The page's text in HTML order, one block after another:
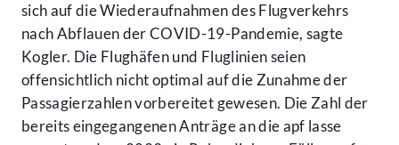
sich auf die Wiederaufnahmen des Flugverkehrs
nach Abflauen der COVID-19-Pandemie, sagte
Kogler. Die Flughäfen und Fluglinien seien
offensichtlich nicht optimal auf die Zunahme der
Passagierzahlen vorbereitet gewesen. Die Zahl der
bereits eingegangenen Anträge an die apf lasse